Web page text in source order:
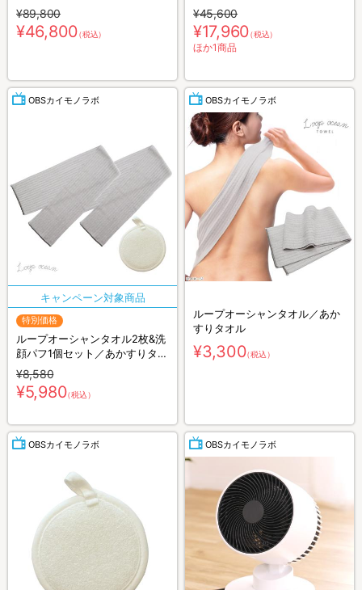
THREEUP(スリーアップ)／取付
工事不要／除湿
¥89,800
¥46,800（税込）
ナンスウェア リカバース／半袖
半ズボン／2着セット／上下セ
ット／リカバリーウェア
¥45,600
¥17,960（税込）
ほか1商品
OBSカイモノラボ
特別価格
ループオーシャンタオル2枚&洗
顔パフ1個セット／あかすりタオ
ル
¥8,580
¥5,980（税込）
OBSカイモノラボ
ループオーシャンタオル／あか
すりタオル
¥3,300（税込）
OBSカイモノラボ OBSカイモノラボ